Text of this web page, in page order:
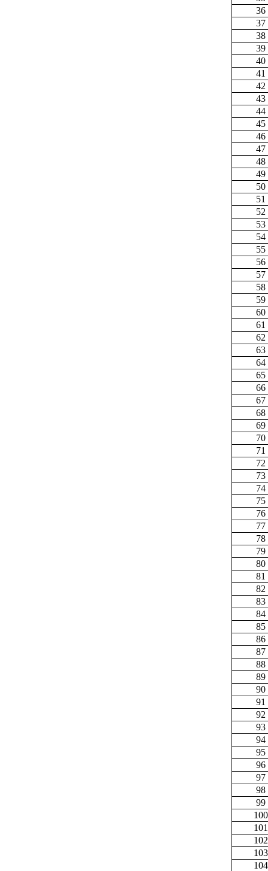
36
37
38
39
40
41
42
43
44
45
46
47
48
49
50
51
52
53
54
55
56
57
58
59
60
61
62
63
64
65
66
67
68
69
70
71
72
73
74
75
76
77
78
79
80
81
82
83
84
85
86
87
88
89
90
91
92
93
94
95
96
97
98
99
100
101
102
103
104